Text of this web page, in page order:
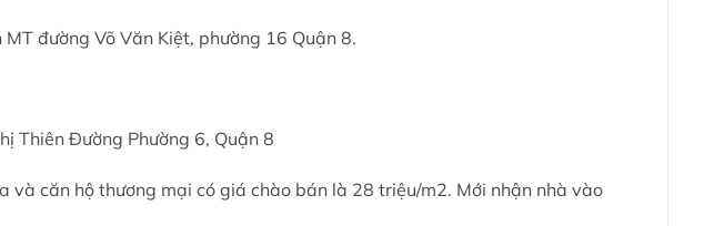
đường Võ Văn Kiệt, phường 16 Quận 8.
Thiên Đường Phường 6, Quận 8
và căn hộ thương mại có giá chào bán là 28 triệu/m2. Mới nhận nhà vào